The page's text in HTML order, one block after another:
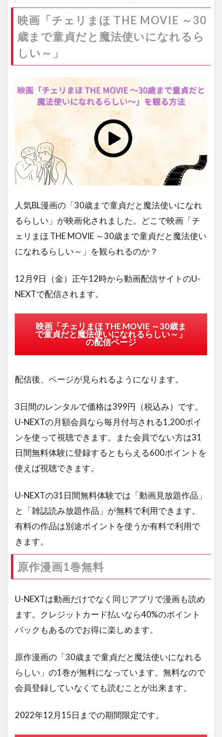
映画「チェリまほ THE MOVIE ～30
歳まで童貞だと魔法使いになれるら
しい～」
人気BL漫画の「30歳まで童貞だと魔法使いになれ
るらしい」が映画化されました。どこで映画「チ
ェリまほ THE MOVIE ～30歳まで童貞だと魔法使い
になれるらしい～」を観られるのか？
12月9日（金）正午12時から動画配信サイトのU-
NEXTで配信されます。
映画「チェリまほ THE MOVIE ～30歳ま
で童貞だと魔法使いになれるらしい～」
の配信ページ
配信後、ページが見られるようになります。
3日間のレンタルで価格は399円（税込み）です。
U-NEXTの月額会員なら毎月付与される1,200ポイ
ンを使って視聴できます。また会員でない方は31
日間無料体験に登録するともらえる600ポイントを
使えば視聴できます。
U-NEXTの31日間無料体験では「動画見放題作品」
と「雑誌読み放題作品」が無料で利用できます。
有料の作品は別途ポイントを使うか有料で利用で
きます。
原作漫画1巻無料
U-NEXTは動画だけでなく同じアプリで漫画も読め
ます。クレジットカード払いなら40%のポイント
バックもあるのでお得に楽しめます。
原作漫画の「30歳まで童貞だと魔法使いになれる
らしい」の1巻が無料になっています。無料なので
会員登録していなくても読むことが出来ます。
2022年12月15日までの期間限定です。